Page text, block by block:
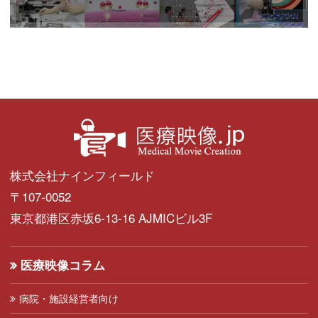
株式会社ナインフィールド
〒107-0052
東京都港区赤坂6-13-16 AJMICビル3F
医療映像コラム
病院・施設経営者向け